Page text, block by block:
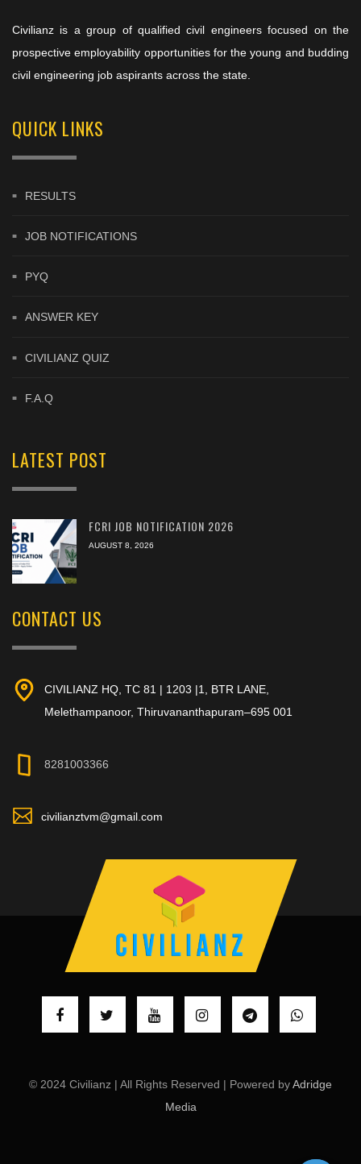
Civilianz is a group of qualified civil engineers focused on the
prospective employability opportunities for the young and budding
civil engineering job aspirants across the state.
QUICK LINKS
RESULTS
JOB NOTIFICATIONS
PYQ
ANSWER KEY
CIVILIANZ QUIZ
F.A.Q
LATEST POST
FCRI JOB NOTIFICATION 2026
AUGUST 8, 2026
CONTACT US
CIVILIANZ HQ, TC 81 | 1203 |1, BTR LANE,
Melethampanoor, Thiruvananthapuram–695 001
8281003366
civilianztvm@gmail.com
© 2024 Civilianz | All Rights Reserved | Powered byAdridge
Media